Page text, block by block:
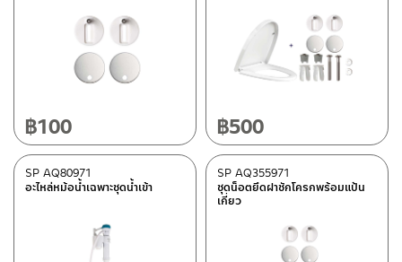
฿100 ฿500
อะไหล่หม้อน้ำเฉพาะชุดน้ำเข้า
SP AQ80971
ชุดน็อตยึดฝาชักโครกพร้อมแป้น
เกี่ยว
SP AQ355971